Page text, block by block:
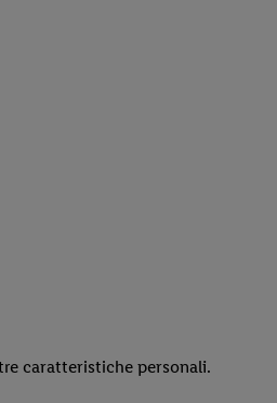
caratteristiche personali.